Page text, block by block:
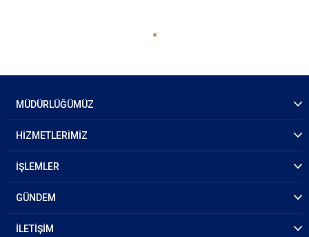
MÜDÜRLÜĞÜMÜZ
HİZMETLERİMİZ
İŞLEMLER
GÜNDEM
İLETİŞİM